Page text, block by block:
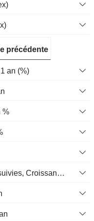
précédente
an (%)
%
Bénéfices des activités poursuivies, Croissance 1 an